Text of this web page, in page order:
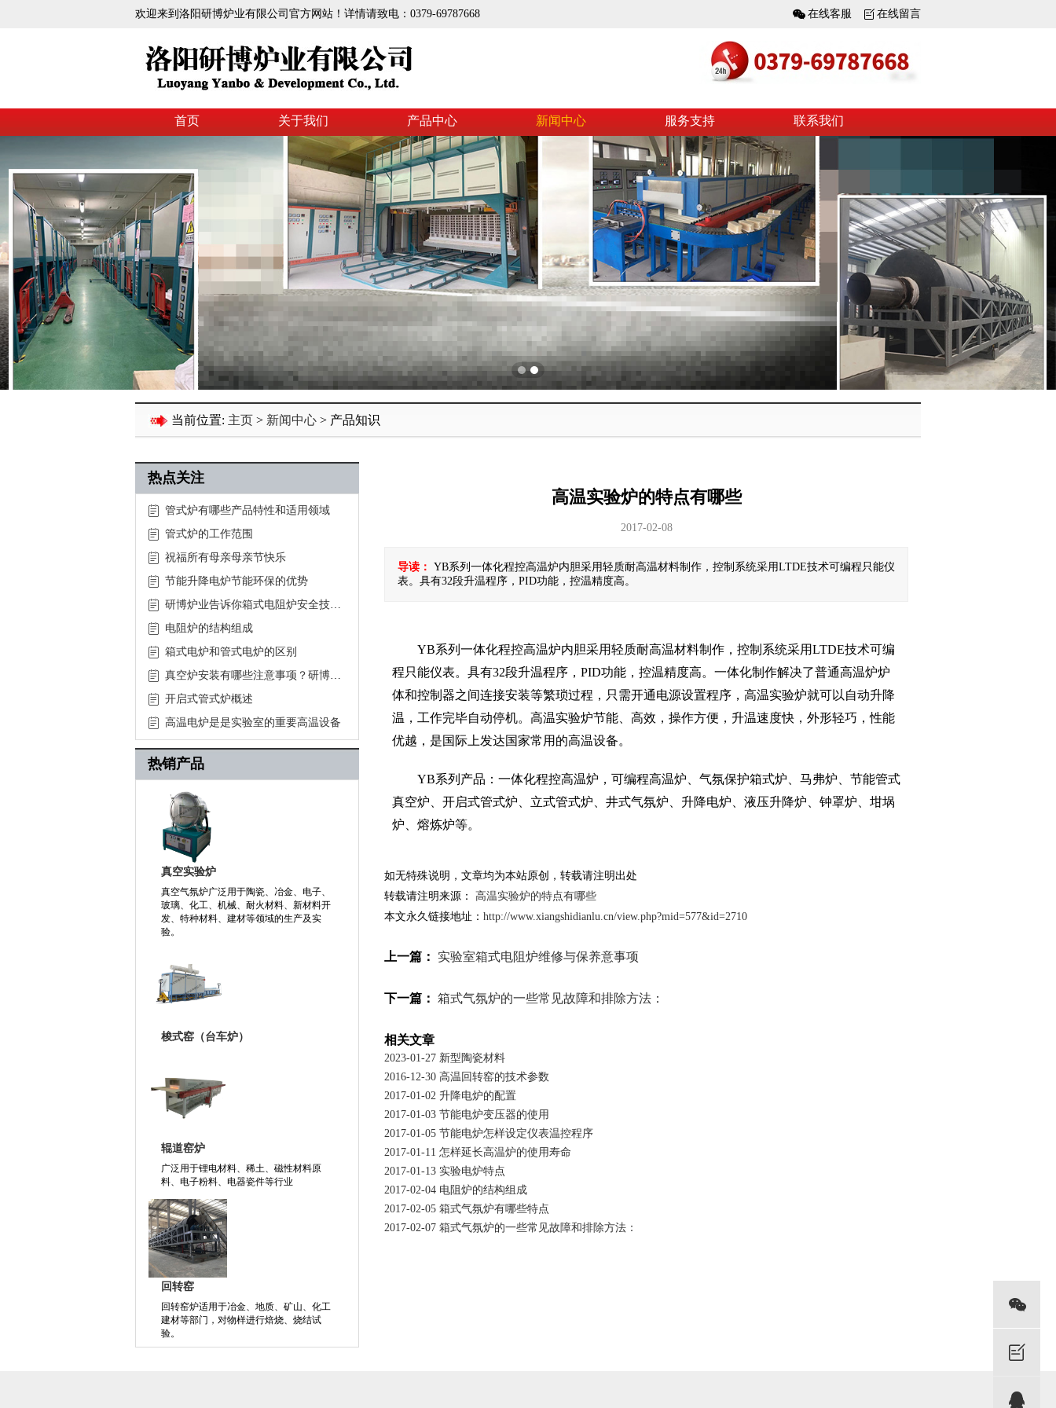
欢迎来到洛阳研博炉业有限公司官方网站！详情请致电：0379-69787668 在线留言
在线客服
首页 关于我们 产品中心 新闻中心 服务支持 联系我们
当前位置: 主页 > 新闻中心 > 产品知识
热点关注
管式炉有哪些产品特性和适用领域
管式炉的工作范围
祝福所有母亲母亲节快乐
节能升降电炉节能环保的优势
研博炉业告诉你箱式电阻炉安全技术
电阻炉的结构组成
箱式电炉和管式电炉的区别
真空炉安装有哪些注意事项？研博炉
开启式管式炉概述
高温电炉是是实验室的重要高温设备
热销产品
真空实验炉
真空气氛炉广泛用于陶瓷、冶金、电子、
玻璃、化工、机械、耐火材料、新材料开
发、特种材料、建材等领域的生产及实
验。
梭式窑（台车炉）
辊道窑炉
广泛用于锂电材料、稀土、磁性材料原
料、电子粉料、电器瓷件等行业
回转窑
回转窑炉适用于冶金、地质、矿山、化工
建材等部门，对物样进行焙烧、烧结试
验。
高温实验炉的特点有哪些
2017-02-08
导读： YB系列一体化程控高温炉内胆采用轻质耐高温材料制作，控制系统采用LTDE技术可编程只能仪
表。具有32段升温程序，PID功能，控温精度高。
YB系列一体化程控高温炉内胆采用轻质耐高温材料制作，控制系统采用LTDE技术可编
程只能仪表。具有32段升温程序，PID功能，控温精度高。一体化制作解决了普通高温炉炉
体和控制器之间连接安装等繁琐过程，只需开通电源设置程序，高温实验炉就可以自动升降
温，工作完毕自动停机。高温实验炉节能、高效，操作方便，升温速度快，外形轻巧，性能
优越，是国际上发达国家常用的高温设备。
YB系列产品：一体化程控高温炉，可编程高温炉、气氛保护箱式炉、马弗炉、节能管式
真空炉、开启式管式炉、立式管式炉、井式气氛炉、升降电炉、液压升降炉、钟罩炉、坩埚
炉、熔炼炉等。
如无特殊说明，文章均为本站原创，转载请注明出处
转载请注明来源： 高温实验炉的特点有哪些
本文永久链接地址： http://www.xiangshidianlu.cn/view.php?mid=577&id=2710
上一篇： 实验室箱式电阻炉维修与保养意事项
下一篇： 箱式气氛炉的一些常见故障和排除方法：
相关文章
2023-01-27 新型陶瓷材料
2016-12-30 高温回转窑的技术参数
2017-01-02 升降电炉的配置
2017-01-03 节能电炉变压器的使用
2017-01-05 节能电炉怎样设定仪表温控程序
2017-01-11 怎样延长高温炉的使用寿命
2017-01-13 实验电炉特点
2017-02-04 电阻炉的结构组成
2017-02-05 箱式气氛炉有哪些特点
2017-02-07 箱式气氛炉的一些常见故障和排除方法：